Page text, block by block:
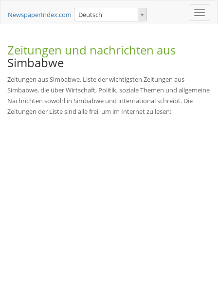
Toggle
NewspaperIndex.com Deutsch
Zeitungen und nachrichten aus
Simbabwe
Zeitungen aus Simbabwe. Liste der wichtigsten Zeitungen aus
Simbabwe, die über Wirtschaft, Politik, soziale Themen und allgemeine
Nachrichten sowohl in Simbabwe und international schreibt. Die
Zeitungen der Liste sind alle frei, um im Internet zu lesen: